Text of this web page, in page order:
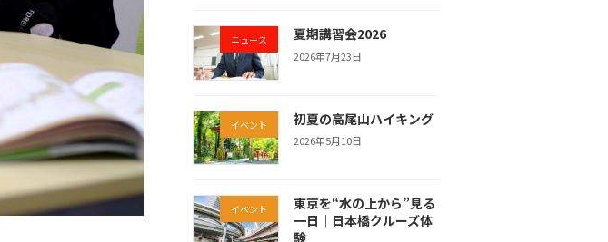
ニュース 夏期講習会2026
2026年7月23日
イベント 初夏の高尾山ハイキング
2026年5月10日
イベント
東京を“水の上から”見る
一日｜日本橋クルーズ体
験